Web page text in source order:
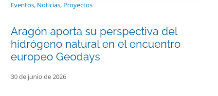
Eventos, Noticias, Proyectos
Aragón aporta su perspectiva del
hidrógeno natural en el encuentro
europeo Geodays
30 de junio de 2026